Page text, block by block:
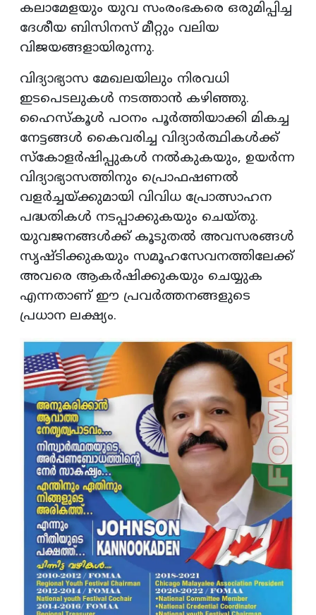
കലാമേളയും യുവ സംരംഭകരെ ഒരുമിപ്പിച്ച
ദേശീയ ബിസിനസ് മീറ്റും വലിയ
വിജയങ്ങളായിരുന്നു.
വിദ്യാഭ്യാസ മേഖലയിലും നിരവധി
ഇടപെടലുകൾ നടത്താൻ കഴിഞ്ഞു.
ഹൈസ്കൂൾ പഠനം പൂർത്തിയാക്കി മികച്ച
നേട്ടങ്ങൾ കൈവരിച്ച വിദ്യാർത്ഥികൾക്ക്
സ്കോളർഷിപ്പുകൾ നൽകുകയും, ഉയർന്ന
വിദ്യാഭ്യാസത്തിനും പ്രൊഫഷണൽ
വളർച്ചയ്ക്കുമായി വിവിധ പ്രോത്സാഹന
പദ്ധതികൾ നടപ്പാക്കുകയും ചെയ്തു.
യുവജനങ്ങൾക്ക് കൂടുതൽ അവസരങ്ങൾ
സൃഷ്ടിക്കുകയും സമൂഹസേവനത്തിലേക്ക്
അവരെ ആകർഷിക്കുകയും ചെയ്യുക
എന്നതാണ് ഈ പ്രവർത്തനങ്ങളുടെ
പ്രധാന ലക്ഷ്യം.